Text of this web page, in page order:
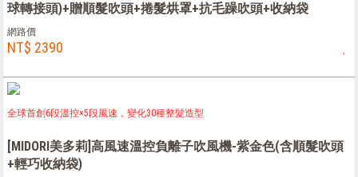
球轉接頭)+贈順髮吹頭+捲髮烘罩+抗毛躁吹頭+收納袋
網路價
NT$ 2390
全球首創6段溫控×5段風速，變化30種整髮造型
[MIDORI美多莉]高風速溫控負離子吹風機-紫金色(含順髮吹頭
+輕巧收納袋)